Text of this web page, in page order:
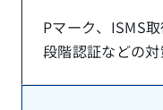
Pマーク、ISMS
段階認証などの対